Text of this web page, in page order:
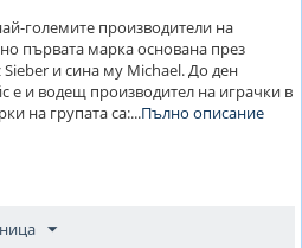
големите производители на
първата марка основана през
и сина му Michael. До ден
е и водещ производител на играчки в
на групата са:...Пълно описание